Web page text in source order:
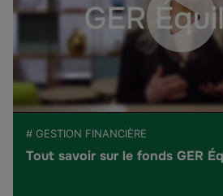
# GESTION FINANCIÈRE
Tout savoir sur le fonds GER